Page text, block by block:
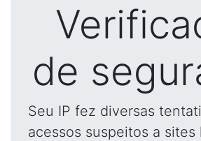
de
Seu IP fez diversas
acessos suspeitos a sites